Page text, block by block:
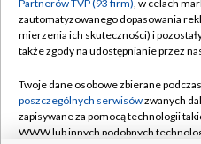
Centrum informacji TVP
Naziemna Telewizja
Rada Programowa
System NOS
Partnerów TVP (93 firm), w celach
zautomatyzowanego dopasowania
mierzenia ich skuteczności) i
także zgody na udostępnianie przez
Twoje dane osobowe zbierane
poszczególnych serwisówzwanych
zapisywane za pomocą technologii
WWW lub innych podobnych